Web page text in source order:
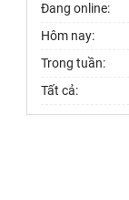
Đang online:
Hôm nay:
Trong tuần:
Tất cả: